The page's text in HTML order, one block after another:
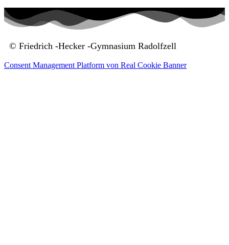
© Friedrich -Hecker -Gymnasium Radolfzell
Consent Management Platform von Real Cookie Banner